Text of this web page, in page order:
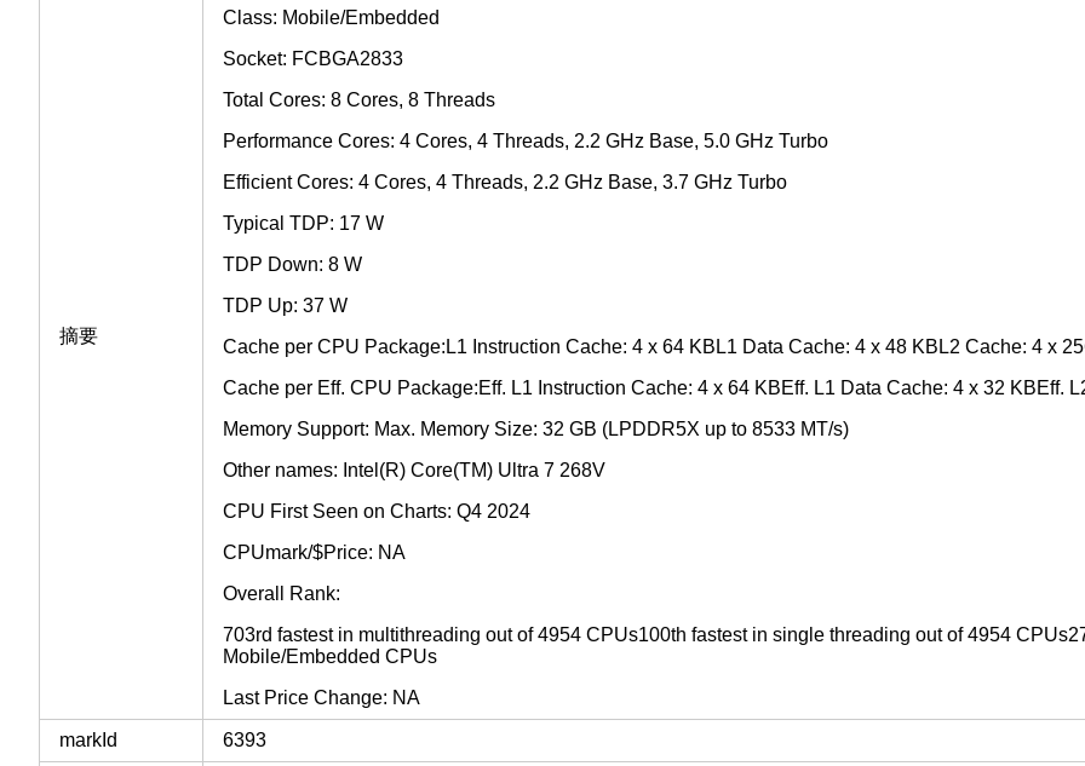
摘要
Class: Mobile/Embedded
Socket: FCBGA2833
Total Cores: 8 Cores, 8 Threads
Performance Cores: 4 Cores, 4 Threads, 2.2 GHz Base, 5.0 GHz Turbo
Efficient Cores: 4 Cores, 4 Threads, 2.2 GHz Base, 3.7 GHz Turbo
Typical TDP: 17 W
TDP Down: 8 W
TDP Up: 37 W
Cache per CPU Package:L1 Instruction Cache: 4 x 64 KBL1 Data Cache: 4 x 48 KBL2 Cache: 4 x
Cache per Eff. CPU Package:Eff. L1 Instruction Cache: 4 x 64 KBEff. L1 Data Cache: 4 x 32 KBEff.
Memory Support: Max. Memory Size: 32 GB (LPDDR5X up to 8533 MT/s)
Other names: Intel(R) Core(TM) Ultra 7 268V
CPU First Seen on Charts: Q4 2024
CPUmark/$Price: NA
Overall Rank:
703rd fastest in multithreading out of 4954 CPUs100th fastest in single threading out of 4954
Mobile/Embedded CPUs
Last Price Change: NA
markId 6393